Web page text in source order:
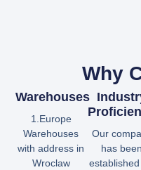
Why
Warehouses
1.Europe
Warehouses
with address in
Wroclaw
Our
has been